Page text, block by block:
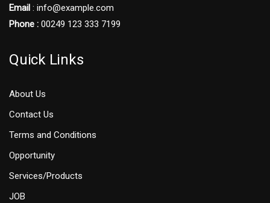
Email : info@example.com
Phone : 00249 123 333 7199
Quick Links
About Us
Contact Us
Terms and Conditions
Opportunity
Services/Products
JOB